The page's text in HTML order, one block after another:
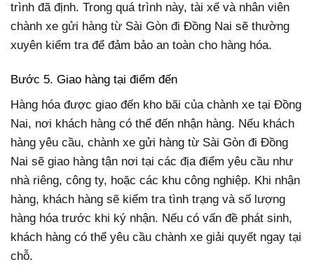
trình đã định. Trong quá trình này, tài xế và nhân viên
chành xe gửi hàng từ Sài Gòn đi Đồng Nai sẽ thường
xuyên kiểm tra để đảm bảo an toàn cho hàng hóa.
Bước 5. Giao hàng tại điểm đến
Hàng hóa được giao đến kho bãi của chành xe tại Đồng
Nai, nơi khách hàng có thể đến nhận hàng. Nếu khách
hàng yêu cầu, chành xe gửi hàng từ Sài Gòn đi Đồng
Nai sẽ giao hàng tận nơi tại các địa điểm yêu cầu như
nhà riêng, công ty, hoặc các khu công nghiệp. Khi nhận
hàng, khách hàng sẽ kiểm tra tình trạng và số lượng
hàng hóa trước khi ký nhận. Nếu có vấn đề phát sinh,
khách hàng có thể yêu cầu chành xe giải quyết ngay tại
chỗ.